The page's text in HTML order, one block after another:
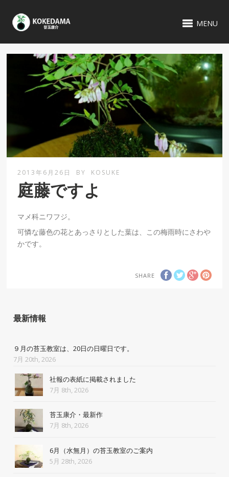
MENU
2013年6月26日 BY KOSUKE
庭藤ですよ
マメ科ニワフジ。
可憐な藤色の花とあっさりとした葉は、この梅雨時にさわや
かです。
SHARE
最新情報
９月の苔玉教室は、20日の日曜日です。
7月 20th, 2026
社報の表紙に掲載されました
7月 8th, 2026
苔玉康介・最新作
7月 8th, 2026
6月（水無月）の苔玉教室のご案内
5月 28th, 2026